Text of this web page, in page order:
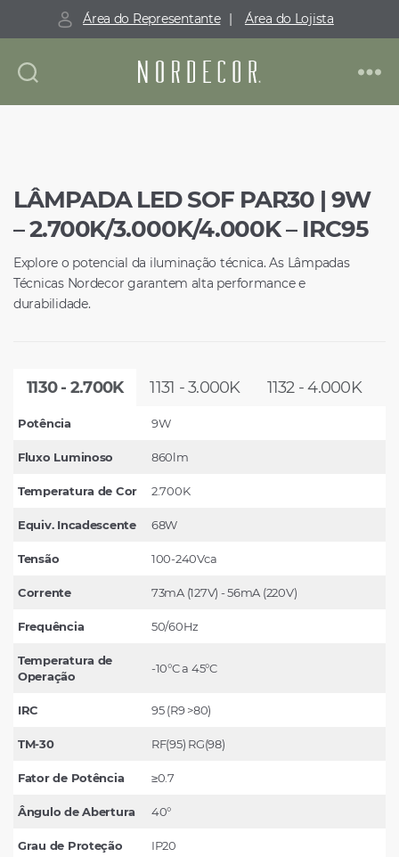
Área do Representante | Área do Lojista
Nordecor
LÂMPADA LED SOF PAR30 | 9W
– 2.700K/3.000K/4.000K – IRC95
Explore o potencial da iluminação técnica. As Lâmpadas
Técnicas Nordecor garantem alta performance e
durabilidade.
1130 - 2.700K 1131 - 3.000K 1132 - 4.000K
Potência 9W
Fluxo Luminoso 860lm
Temperatura de Cor 2.700K
Equiv. Incadescente 68W
Tensão 100-240Vca
Corrente 73mA (127V) - 56mA (220V)
Frequência 50/60Hz
Temperatura de
Operação
-10°C a 45°C
IRC 95 (R9 >80)
TM-30 RF(95) RG(98)
Fator de Potência ≥0.7
Ângulo de Abertura 40°
Grau de Proteção IP20